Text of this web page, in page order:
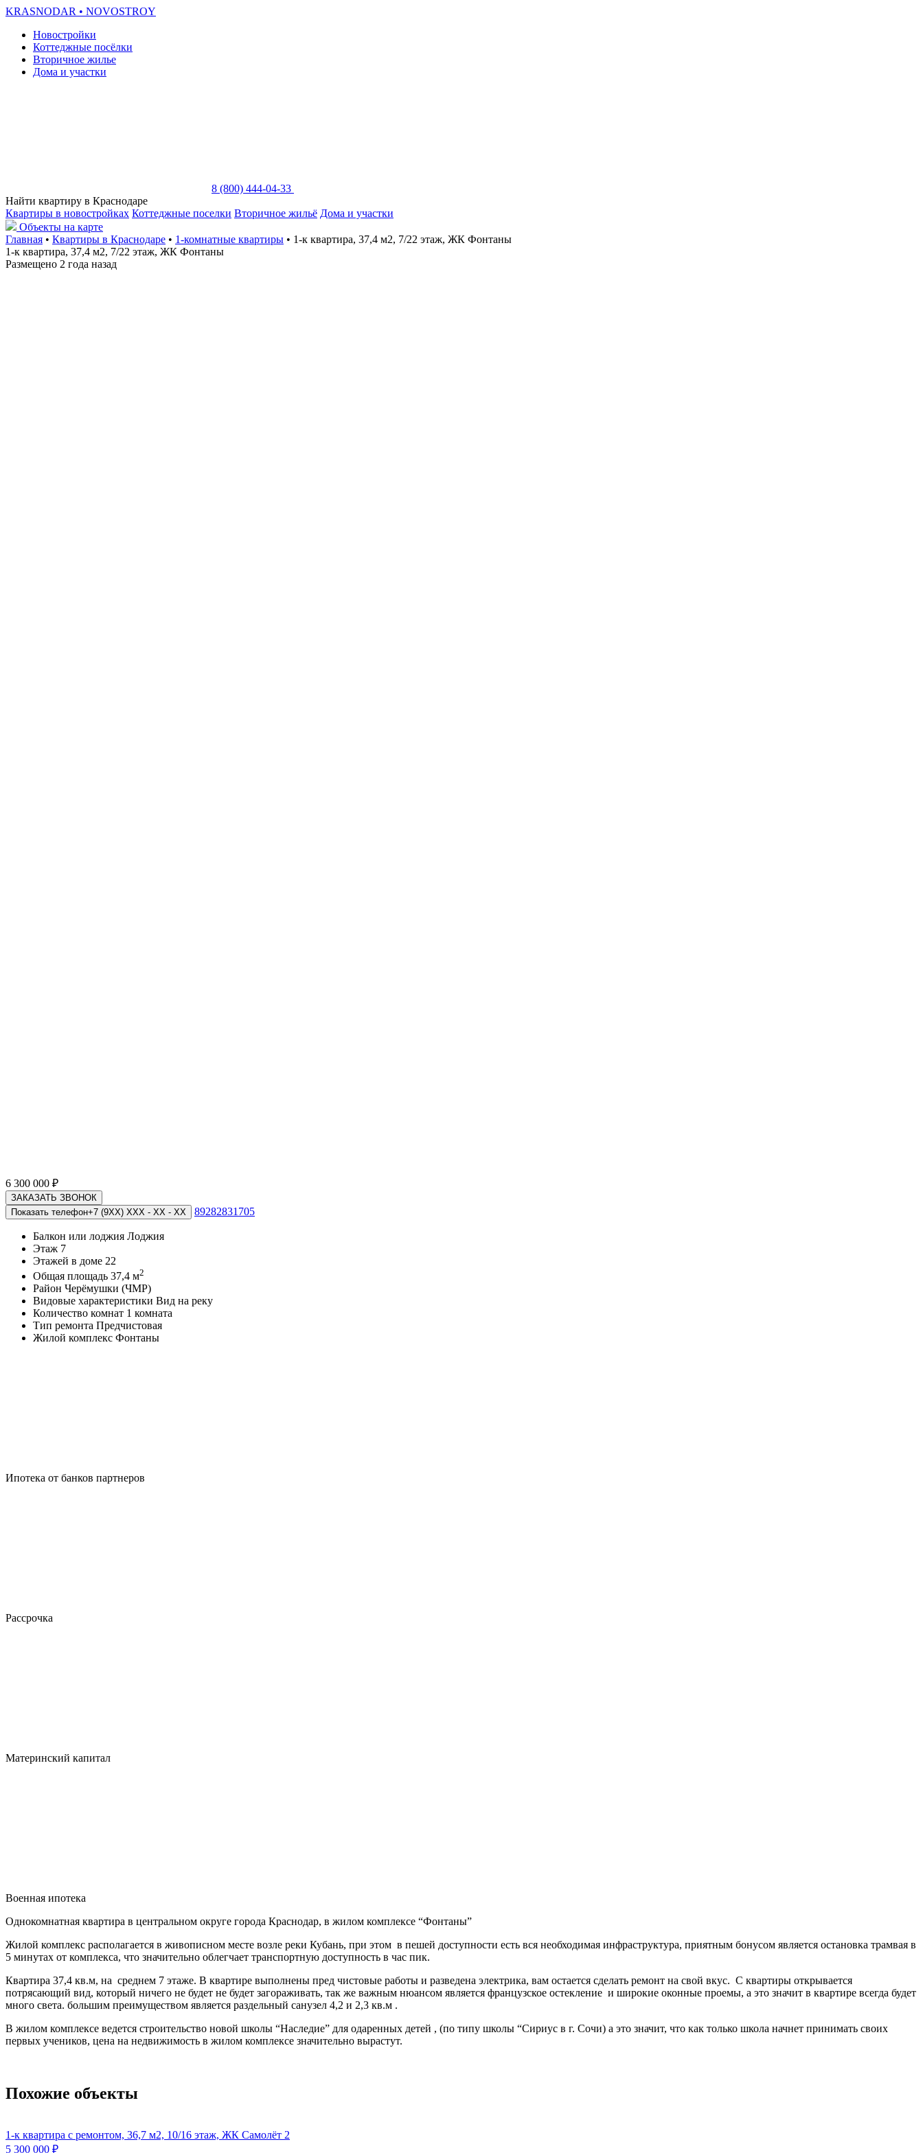
KRASNODAR • NOVOSTROY
Новостройки
Коттеджные посёлки
Вторичное жилье
Дома и участки
8 (800) 444-04-33
Найти квартиру в Краснодаре
Квартиры в новостройках Коттеджные поселки Вторичное жильё Дома и участки
Объекты на карте
Главная • Квартиры в Краснодаре • 1-комнатные квартиры • 1-к квартира, 37,4 м2, 7/22 этаж, ЖК Фонтаны
1-к квартира, 37,4 м2, 7/22 этаж, ЖК Фонтаны
Размещено 2 года назад
6 300 000 ₽
ЗАКАЗАТЬ ЗВОНОК
Показать телефон+7 (9XX) XXX - XX - XX 89282831705
Балкон или лоджия Лоджия
Этаж 7
Этажей в доме 22
Общая площадь 37,4 м2
Район Черёмушки (ЧМР)
Видовые характеристики Вид на реку
Количество комнат 1 комната
Тип ремонта Предчистовая
Жилой комплекс Фонтаны
Ипотека от банков партнеров
Рассрочка
Материнский капитал
Военная ипотека
Однокомнатная квартира в центральном округе города Краснодар, в жилом комплексе “Фонтаны”
Жилой комплекс располагается в живописном месте возле реки Кубань, при этом в пешей доступности есть вся необходимая инфраструктура, приятным бонусом является остановка трамвая в
5 минутах от комплекса, что значительно облегчает транспортную доступность в час пик.
Квартира 37,4 кв.м, на среднем 7 этаже. В квартире выполнены пред чистовые работы и разведена электрика, вам остается сделать ремонт на свой вкус. С квартиры открывается
потрясающий вид, который ничего не будет не будет загораживать, так же важным нюансом является французское остекление и широкие оконные проемы, а это значит в квартире всегда будет
много света. большим преимуществом является раздельный санузел 4,2 и 2,3 кв.м .
В жилом комплексе ведется строительство новой школы “Наследие” для одаренных детей , (по типу школы “Сириус в г. Сочи) а это значит, что как только школа начнет принимать своих
первых учеников, цена на недвижимость в жилом комплексе значительно вырастут.
Похожие объекты
1-к квартира с ремонтом, 36,7 м2, 10/16 этаж, ЖК Самолёт 2
5 300 000 ₽